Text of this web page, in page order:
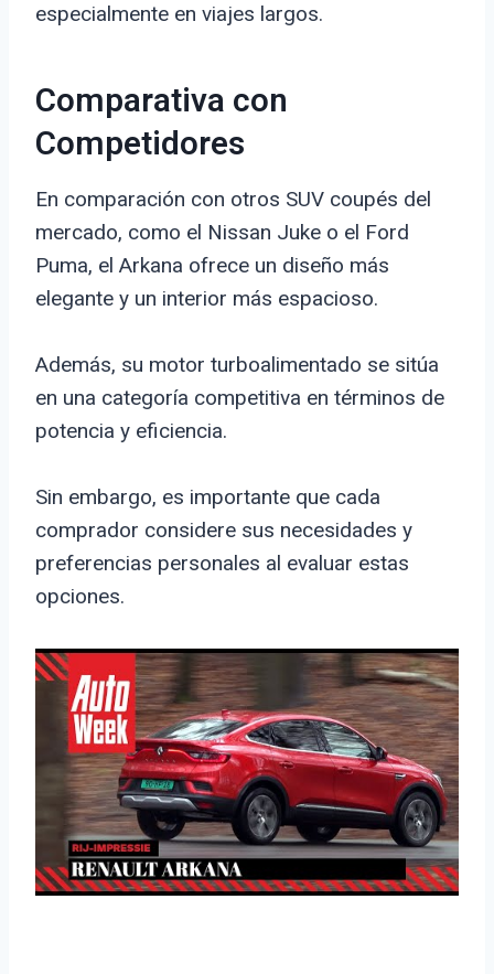
especialmente en viajes largos.
Comparativa con
Competidores
En comparación con otros SUV coupés del
mercado, como el Nissan Juke o el Ford
Puma, el Arkana ofrece un diseño más
elegante y un interior más espacioso.
Además, su motor turboalimentado se sitúa
en una categoría competitiva en términos de
potencia y eficiencia.
Sin embargo, es importante que cada
comprador considere sus necesidades y
preferencias personales al evaluar estas
opciones.